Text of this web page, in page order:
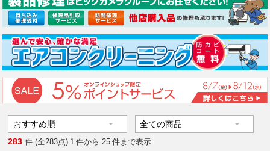
283 件 (全283点) 1 件から 25 件まで表示